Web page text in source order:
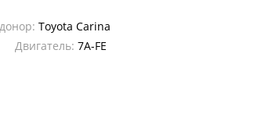
Toyota Carina
Двигатель: 7A-FE